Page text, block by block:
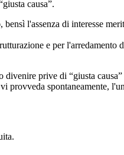
causa”.
l'assenza di interesse
e per
divenire prive di “giusta
provveda spontaneamente,